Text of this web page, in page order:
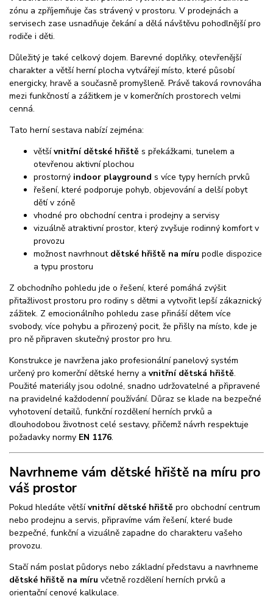
zónu a zpříjemňuje čas strávený v prostoru. V prodejnách a
servisech zase usnadňuje čekání a dělá návštěvu pohodlnější pro
rodiče i děti.
Důležitý je také celkový dojem. Barevné doplňky, otevřenější
charakter a větší herní plocha vytvářejí místo, které působí
energicky, hravě a současně promyšleně. Právě taková rovnováha
mezi funkčností a zážitkem je v komerčních prostorech velmi
cenná.
Tato herní sestava nabízí zejména:
většívnitřní dětské hřiště s překážkami, tunelem a
otevřenou aktivní plochou
prostorný indoor playground s více typy herních prvků
řešení, které podporuje pohyb, objevování a delší pobyt
dětí v zóně
vhodné pro obchodní centra i prodejny a servisy
vizuálně atraktivní prostor, který zvyšuje rodinný komfort v
provozu
možnost navrhnout dětské hřiště na míru podle dispozice
a typu prostoru
Z obchodního pohledu jde o řešení, které pomáhá zvýšit
přitažlivost prostoru pro rodiny s dětmi a vytvořit lepší zákaznický
zážitek. Z emocionálního pohledu zase přináší dětem více
svobody, více pohybu a přirozený pocit, že přišly na místo, kde je
pro ně připraven skutečný prostor pro hru.
Konstrukce je navržena jako profesionální panelový systém
určený pro komerční dětské herny a vnitřní dětská hřiště.
Použité materiály jsou odolné, snadno udržovatelné a připravené
na pravidelné každodenní používání. Důraz se klade na bezpečné
vyhotovení detailů, funkční rozdělení herních prvků a
dlouhodobou životnost celé sestavy, přičemž návrh respektuje
požadavky normy EN 1176.
Navrhneme vám dětské hřiště na míru pro
váš prostor
Pokud hledáte většívnitřní dětské hřiště pro obchodní centrum
nebo prodejnu a servis, připravíme vám řešení, které bude
bezpečné, funkční a vizuálně zapadne do charakteru vašeho
provozu.
Stačí nám poslat půdorys nebo základní představu a navrhneme
dětské hřiště na míru včetně rozdělení herních prvků a
orientační cenové kalkulace.